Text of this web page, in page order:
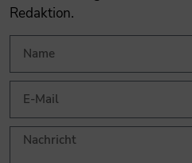
Redaktion.